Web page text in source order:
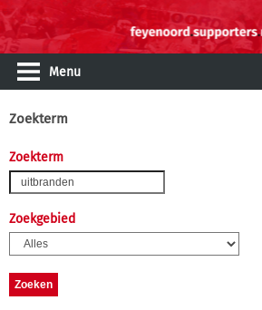
Menu
Zoekterm
Zoekterm
Zoekgebied